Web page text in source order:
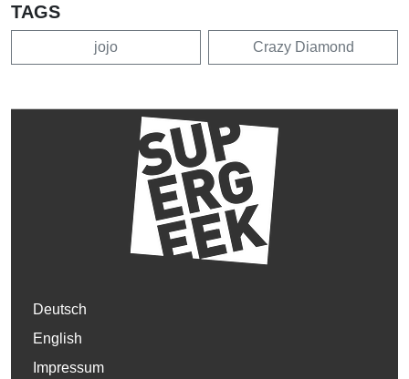
TAGS
jojo Crazy Diamond
Deutsch
English
Impressum